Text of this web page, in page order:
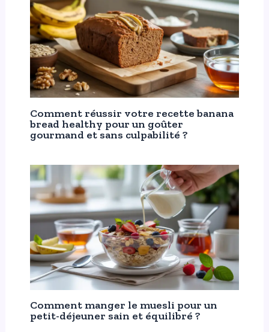
Comment réussir votre recette banana
bread healthy pour un goûter
gourmand et sans culpabilité ?
Comment manger le muesli pour un
petit-déjeuner sain et équilibré ?